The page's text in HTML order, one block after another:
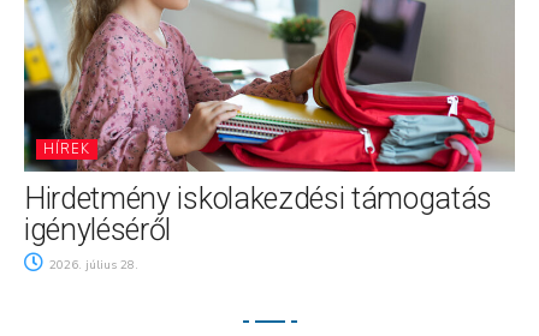
HÍREK
Hirdetmény iskolakezdési támogatás
igényléséről
2026. július 28.